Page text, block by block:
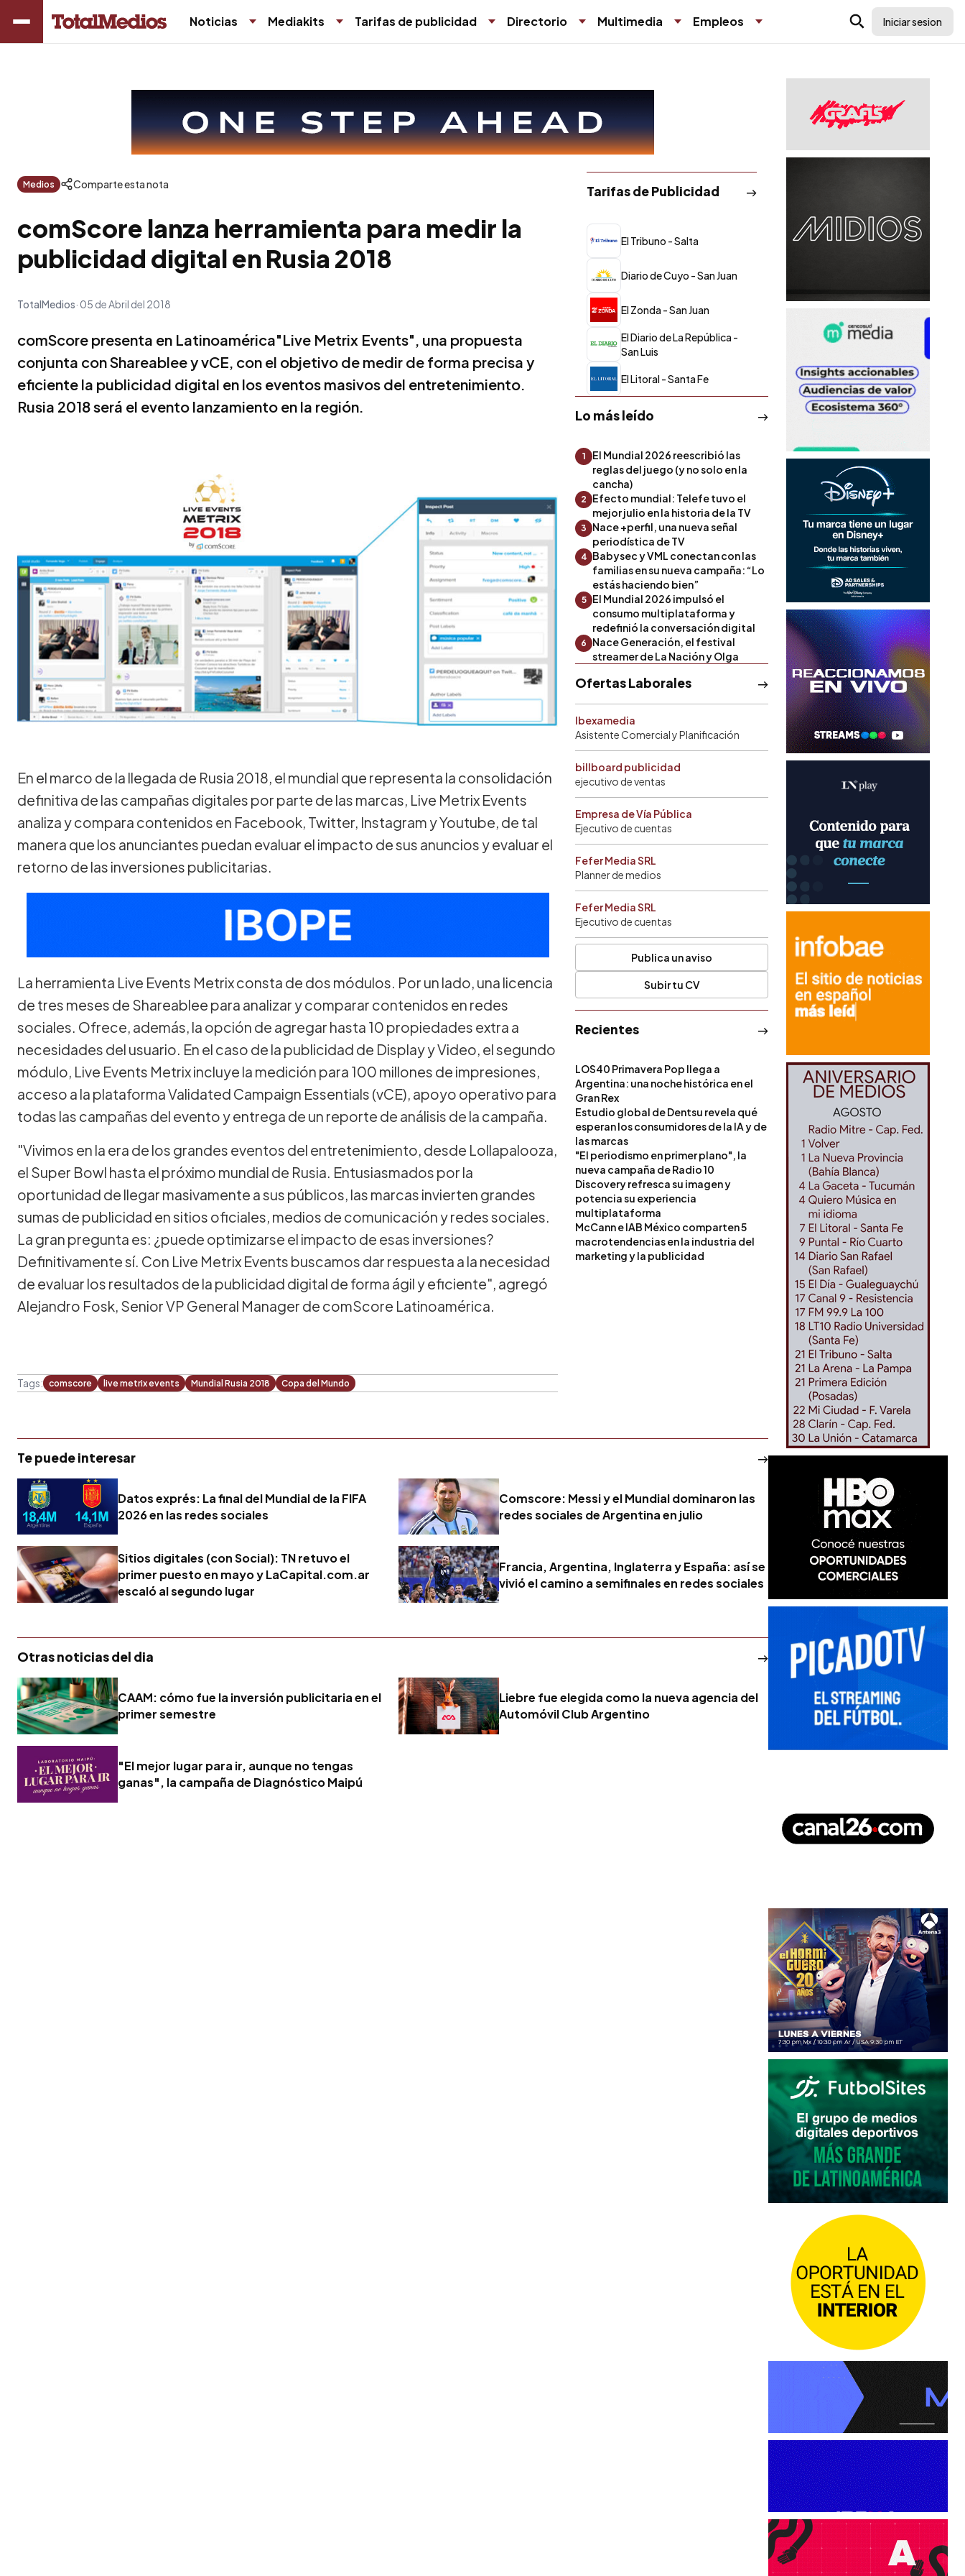
Noticias Mediakits Tarifas de publicidad Directorio Multimedia Empleos Iniciar sesion
Medios Comparte esta nota
comScore lanza herramienta para medir la
publicidad digital en Rusia 2018
TotalMedios 05 de Abril del 2018
comScore presenta en Latinoamérica"Live Metrix Events", una propuesta
conjunta con Shareablee y vCE, con el objetivo de medir de forma precisa y
eficiente la publicidad digital en los eventos masivos del entretenimiento.
Rusia 2018 será el evento lanzamiento en la región.
En el marco de la llegada de Rusia 2018, el mundial que representa la consolidación
definitiva de las campañas digitales por parte de las marcas, Live Metrix Events
analiza y compara contenidos en Facebook, Twitter, Instagram y Youtube, de tal
manera que los anunciantes puedan evaluar el impacto de sus anuncios y evaluar el
retorno de las inversiones publicitarias.
La herramienta Live Events Metrix consta de dos módulos. Por un lado, una licencia
de tres meses de Shareablee para analizar y comparar contenidos en redes
sociales. Ofrece, además, la opción de agregar hasta 10 propiedades extra a
necesidades del usuario. En el caso de la publicidad de Display y Video, el segundo
módulo, Live Events Metrix incluye la medición para 100 millones de impresiones,
acceso a la plataforma Validated Campaign Essentials (vCE), apoyo operativo para
todas las campañas del evento y entrega de un reporte de análisis de la campaña.
"Vivimos en la era de los grandes eventos del entretenimiento, desde Lollapalooza,
el Super Bowl hasta el próximo mundial de Rusia. Entusiasmados por la
oportunidad de llegar masivamente a sus públicos, las marcas invierten grandes
sumas de publicidad en sitios oficiales, medios de comunicación y redes sociales.
La gran pregunta es: ¿puede optimizarse el impacto de esas inversiones?
Definitivamente sí. Con Live Metrix Events buscamos dar respuesta a la necesidad
de evaluar los resultados de la publicidad digital de forma ágil y eficiente", agregó
Alejandro Fosk, Senior VP General Manager de comScore Latinoamérica.
Tags: comscore live metrix events Mundial Rusia 2018 Copa del Mundo
Tarifas de Publicidad
El Tribuno - Salta
Diario de Cuyo - San Juan
El Zonda - San Juan
El Diario de La República -
San Luis
El Litoral - Santa Fe
Lo más leído
1
El Mundial 2026 reescribió las
reglas del juego (y no solo en la
cancha)
2
Efecto mundial: Telefe tuvo el
mejor julio en la historia de la TV
3
Nace +perfil, una nueva señal
periodística de TV
4 Babysec y VML conectan con las
familias en su nueva campaña: “Lo
estás haciendo bien”
5
El Mundial 2026 impulsó el
consumo multiplataforma y
redefinió la conversación digital
6
Nace Generación, el festival
streamer de La Nación y Olga
Ofertas Laborales
Ibexamedia
Asistente Comercial y Planificación
billboard publicidad
ejecutivo de ventas
Empresa de Vía Pública
Ejecutivo de cuentas
Fefer Media SRL
Planner de medios
Fefer Media SRL
Ejecutivo de cuentas
Publica un aviso
Subir tu CV
Recientes
LOS40 Primavera Pop llega a
Argentina: una noche histórica en el
Gran Rex
Estudio global de Dentsu revela qué
esperan los consumidores de la IA y de
las marcas
"El periodismo en primer plano", la
nueva campaña de Radio 10
Discovery refresca su imagen y
potencia su experiencia
multiplataforma
McCann e IAB México comparten 5
macrotendencias en la industria del
marketing y la publicidad
Te puede interesar
Datos exprés: La final del Mundial de la FIFA
2026 en las redes sociales
Comscore: Messi y el Mundial dominaron las
redes sociales de Argentina en julio
Sitios digitales (con Social): TN retuvo el
primer puesto en mayo y LaCapital.com.ar
escaló al segundo lugar
Francia, Argentina, Inglaterra y España: así se
vivió el camino a semifinales en redes sociales
Otras noticias del dia
CAAM: cómo fue la inversión publicitaria en el
primer semestre
Liebre fue elegida como la nueva agencia del
Automóvil Club Argentino
"El mejor lugar para ir, aunque no tengas
ganas", la campaña de Diagnóstico Maipú